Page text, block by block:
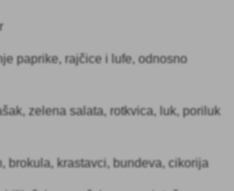
paprike, rajčice i lufe, odnosno
zelena salata, rotkvica, luk, poriluk
brokula, krastavci, bundeva, cikorija